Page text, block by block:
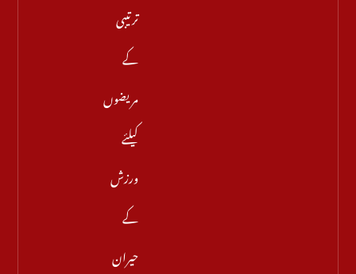
ترتیبی
کے
مریضوں
کیلئے
ورزش
کے
حیران